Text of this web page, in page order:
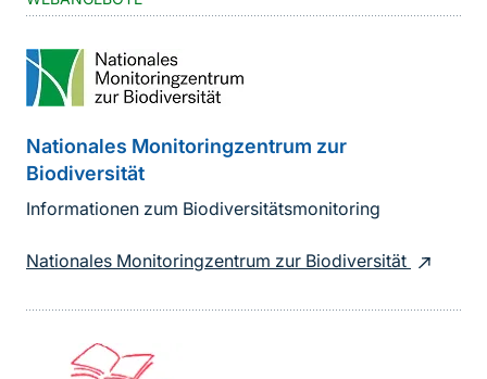
Nationales Monitoringzentrum zur
Biodiversität
Informationen zum Biodiversitätsmonitoring
Nationales Monitoringzentrum zur Biodiversität